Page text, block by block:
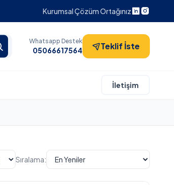
Kurumsal Çözüm Ortağınız
Whatsapp Destek
05066617564 Teklif İste
İletişim
Sıralama: